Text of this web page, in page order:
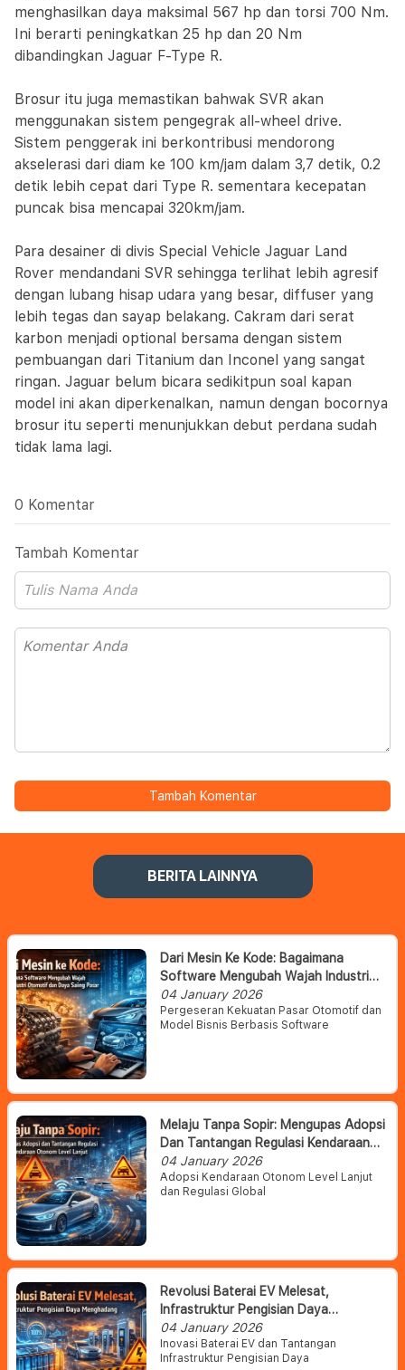
menghasilkan daya maksimal 567 hp dan torsi 700 Nm.
Ini berarti peningkatkan 25 hp dan 20 Nm
dibandingkan Jaguar F-Type R.
Brosur itu juga memastikan bahwak SVR akan
menggunakan sistem pengegrak all-wheel drive.
Sistem penggerak ini berkontribusi mendorong
akselerasi dari diam ke 100 km/jam dalam 3,7 detik, 0.2
detik lebih cepat dari Type R. sementara kecepatan
puncak bisa mencapai 320km/jam.
Para desainer di divis Special Vehicle Jaguar Land
Rover mendandani SVR sehingga terlihat lebih agresif
dengan lubang hisap udara yang besar, diffuser yang
lebih tegas dan sayap belakang. Cakram dari serat
karbon menjadi optional bersama dengan sistem
pembuangan dari Titanium dan Inconel yang sangat
ringan. Jaguar belum bicara sedikitpun soal kapan
model ini akan diperkenalkan, namun dengan bocornya
brosur itu seperti menunjukkan debut perdana sudah
tidak lama lagi.
0 Komentar
Tambah Komentar
Tambah Komentar
BERITA LAINNYA
Dari Mesin Ke Kode: Bagaimana
Software Mengubah Wajah Industri
Otomotif Dan Daya Saing Pasar
04 January 2026
Pergeseran Kekuatan Pasar Otomotif dan
Model Bisnis Berbasis Software
Melaju Tanpa Sopir: Mengupas Adopsi
Dan Tantangan Regulasi Kendaraan
Otonom Level Lanjut
04 January 2026
Adopsi Kendaraan Otonom Level Lanjut
dan Regulasi Global
Revolusi Baterai EV Melesat,
Infrastruktur Pengisian Daya
Menghadang
04 January 2026
Inovasi Baterai EV dan Tantangan
Infrastruktur Pengisian Daya